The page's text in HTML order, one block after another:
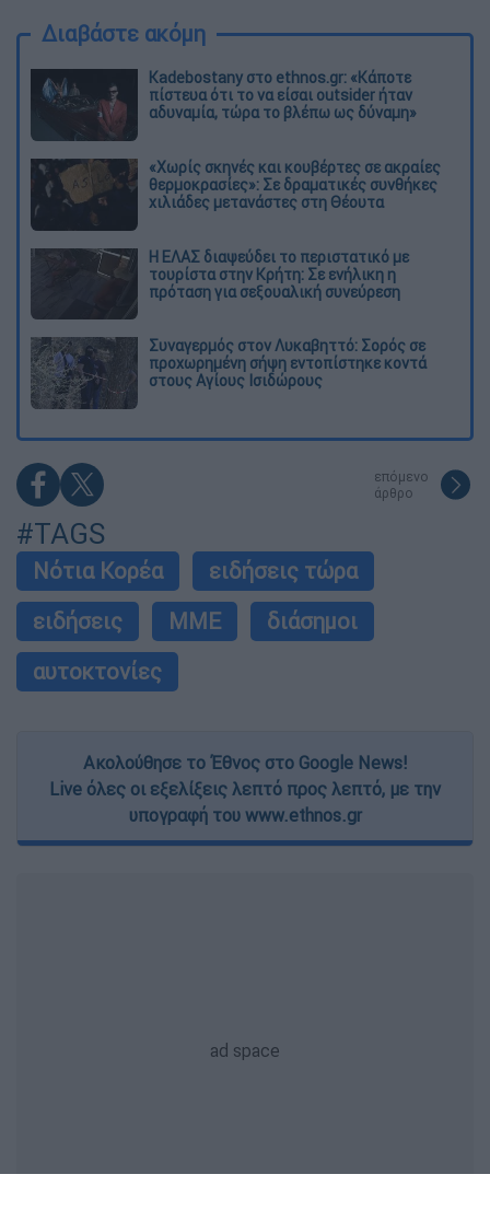
Διαβάστε ακόμη
Kadebostany στο ethnos.gr: «Κάποτε
πίστευα ότι το να είσαι outsider ήταν
αδυναμία, τώρα το βλέπω ως δύναμη»
«Χωρίς σκηνές και κουβέρτες σε ακραίες
θερμοκρασίες»: Σε δραματικές συνθήκες
χιλιάδες μετανάστες στη Θέουτα
Η ΕΛΑΣ διαψεύδει το περιστατικό με
τουρίστα στην Κρήτη: Σε ενήλικη η
πρόταση για σεξουαλική συνεύρεση
Συναγερμός στον Λυκαβηττό: Σορός σε
προχωρημένη σήψη εντοπίστηκε κοντά
στους Αγίους Ισιδώρους
επόμενο
άρθρο
#TAGS
Νότια Κορέα
ειδήσεις τώρα
ειδήσεις
ΜΜΕ
διάσημοι
αυτοκτονίες
Ακολούθησε το Έθνος στο Google News!
Live όλες οι εξελίξεις λεπτό προς λεπτό, με την
υπογραφή του www.ethnos.gr